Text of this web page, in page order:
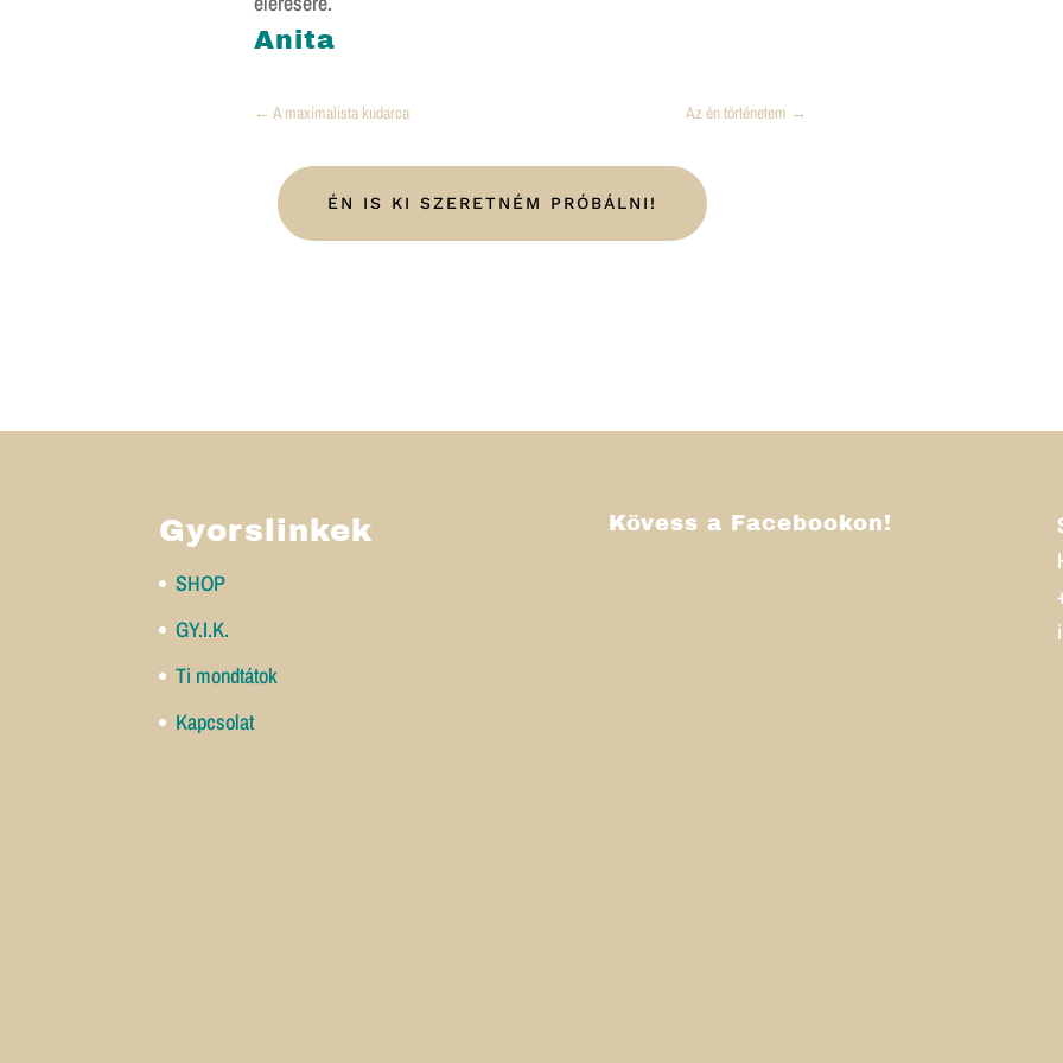
Anita
← A maximalista kudarca Az én történetem →
ÉN IS KI SZERETNÉM PRÓBÁLNI!
Gyorslinkek
SHOP
GY.I.K.
Ti mondtátok
Kapcsolat
Kövess a Facebookon!